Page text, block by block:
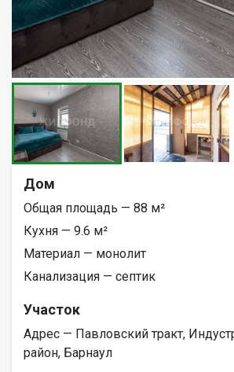
Дом
Общая площадь — 88 м²
Кухня — 9.6 м²
Материал — монолит
Канализация — септик
Участок
Адрес — Павловский тракт,
район, Барнаул